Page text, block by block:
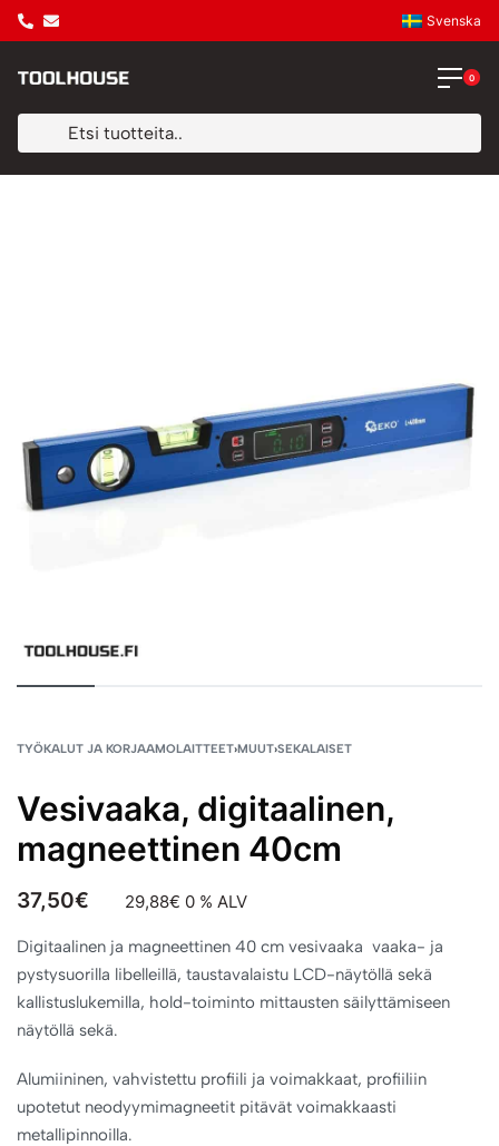
Svenska
0
TYÖKALUT JA KORJAAMOLAITTEET›MUUT›SEKALAISET
Vesivaaka, digitaalinen,
magneettinen 40cm
37,50€ 29,88€ 0 % ALV
Digitaalinen ja magneettinen 40 cm vesivaaka vaaka- ja
pystysuorilla libelleillä, taustavalaistu LCD-näytöllä sekä
kallistuslukemilla, hold-toiminto mittausten säilyttämiseen
näytöllä sekä.
Alumiininen, vahvistettu profiili ja voimakkaat, profiiliin
upotetut neodyymimagneetit pitävät voimakkaasti
metallipinnoilla.